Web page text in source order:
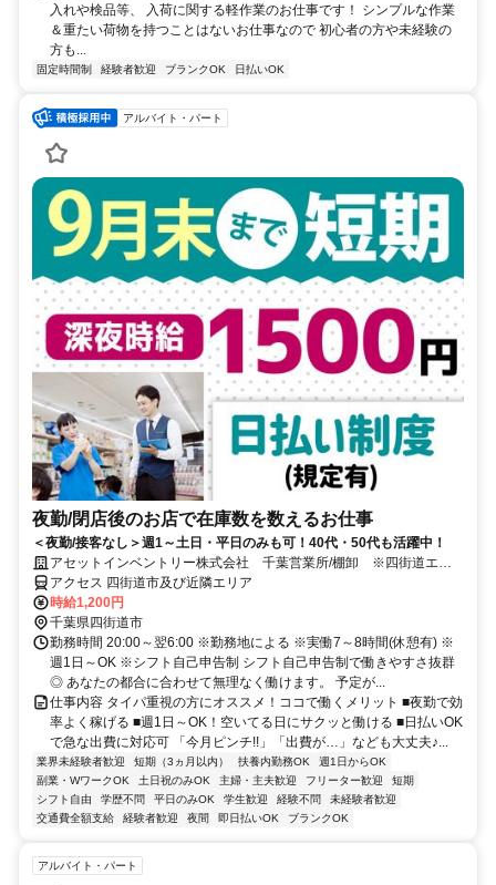
入れや検品等、 入荷に関する軽作業のお仕事です！ シンプルな作業
＆重たい荷物を持つことはないお仕事なので 初心者の方や未経験の
方も...
固定時間制 経験者歓迎 ブランクOK 日払いOK
アルバイト・パート
夜勤/閉店後のお店で在庫数を数えるお仕事
＜夜勤/接客なし＞週1～土日・平日のみも可！40代・50代も活躍中！
アセットインベントリー株式会社 千葉営業所/棚卸 ※四街道エリ
ア管轄
アクセス 四街道市及び近隣エリア
時給1,200円
千葉県四街道市
勤務時間 20:00～翌6:00 ※勤務地による ※実働7～8時間(休憩有) ※
週1日～OK ※シフト自己申告制 シフト自己申告制で働きやすさ抜群
◎ あなたの都合に合わせて無理なく働けます。 予定が...
仕事内容 タイパ重視の方にオススメ！ココで働くメリット ■夜勤で効
率よく稼げる ■週1日～OK！空いてる日にサクッと働ける ■日払いOK
で急な出費に対応可 「今月ピンチ!!」「出費が…」なども大丈夫♪...
業界未経験者歓迎 短期（3ヵ月以内） 扶養内勤務OK
週1日からOK
副業・WワークOK
土日祝のみOK 主婦・主夫歓迎 フリーター歓迎
短期
シフト自由
学歴不問 平日のみOK 学生歓迎 経験不問
未経験者歓迎
交通費全額支給
経験者歓迎 夜間 即日払いOK ブランクOK
アルバイト・パート